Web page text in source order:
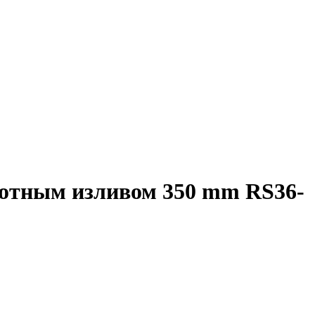
изливом 350 mm RS36-